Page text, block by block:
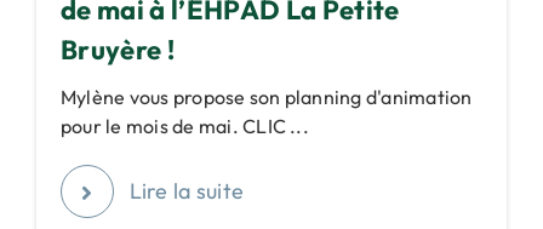
de mai à l’EHPAD La Petite
Bruyère !
Mylène vous propose son planning d'animation
pour le mois de mai. CLIC ...
Lire la suite